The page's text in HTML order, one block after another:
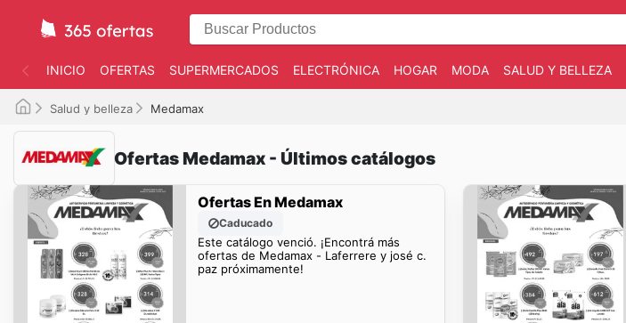
INICIO OFERTAS SUPERMERCADOS ELECTRÓNICA HOGAR MODA SALUD Y BELLEZA
Salud y belleza Medamax
Ofertas Medamax - Últimos catálogos
Ofertas En Medamax
Caducado
Este catálogo venció. ¡Encontrá más
ofertas de Medamax - Laferrere y josé c.
paz próximamente!